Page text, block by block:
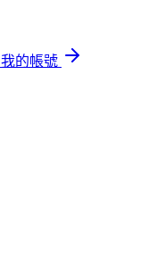
我的帳號